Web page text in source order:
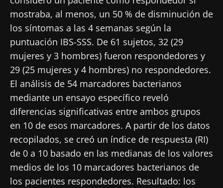
mostraba, al menos, un 50 % de disminución de
los síntomas a las 4 semanas según la
puntuación IBS-SSS. De 61 sujetos, 32 (29
mujeres y 3 hombres) fueron respondedores y
29 (25 mujeres y 4 hombres) no respondedores.
El análisis de 54 marcadores bacterianos
mediante un ensayo específico reveló
diferencias significativas entre ambos grupos
en 10 de esos marcadores. A partir de los datos
recopilados, se creó un índice de respuesta (RI)
de 0 a 10 basado en las medianas de los valores
medios de los 10 marcadores bacterianos de
los pacientes respondedores. Resultado: los